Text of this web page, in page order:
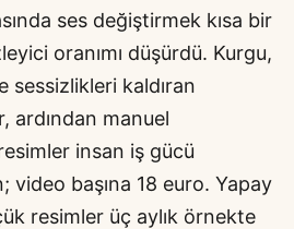
ses değiştirmek kısa bir
oranımı düşürdü. Kurgu,
sessizlikleri kaldıran
ardından manuel
insan iş gücü
video başına 18 euro. Yapay
resimler üç aylık örnekte